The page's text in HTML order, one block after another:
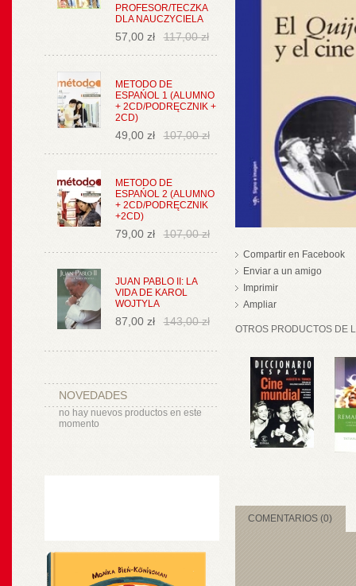
PROFESOR/TECZKA
DLA NAUCZYCIELA
57,00 zł 117,00 zł
METODO DE
ESPAŃOL 1 (ALUMNO
+ 2CD/PODRĘCZNIK +
2CD)
49,00 zł 107,00 zł
METODO DE
ESPAŃOL 2 (ALUMNO
+ 2CD/PODRĘCZNIK
+2CD)
79,00 zł 107,00 zł
JUAN PABLO II: LA
VIDA DE KAROL
WOJTYLA
87,00 zł 143,00 zł
NOVEDADES
no hay nuevos productos en este
momento
Compartir en Facebook
Enviar a un amigo
Imprimir
Ampliar
OTROS PRODUCTOS DE
COMENTARIOS (0)